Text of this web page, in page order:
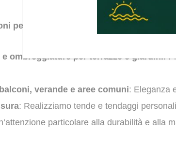
per il settore hotellerie includono:
e ombreggiature per terrazze e giardini:
verande e aree comuni: Eleganza
: Realizziamo tende e tendaggi
particolare alla durabilità e alla